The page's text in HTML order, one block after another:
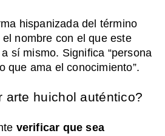
hispanizada del término
el nombre con el que este
sí mismo. Significa “persona
que ama el conocimiento”.
arte huichol auténtico?
verificar que sea